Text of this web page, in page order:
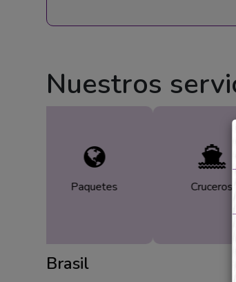
Nuestros
Paquetes Cruceros
Brasil